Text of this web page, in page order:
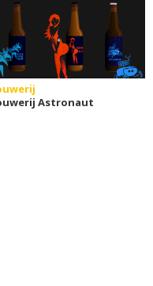
Astronaut